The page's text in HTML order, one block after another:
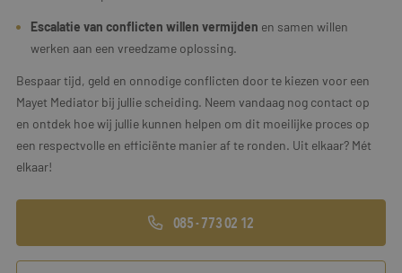
Escalatie van conflicten willen vermijden en samen willen
werken aan een vreedzame oplossing.
Bespaar tijd, geld en onnodige conflicten door te kiezen voor een
Mayet Mediator bij jullie scheiding. Neem vandaag nog contact op
en ontdek hoe wij jullie kunnen helpen om dit moeilijke proces op
een respectvolle en efficiënte manier af te ronden. Uit elkaar? Mét
elkaar!
085 - 773 02 12